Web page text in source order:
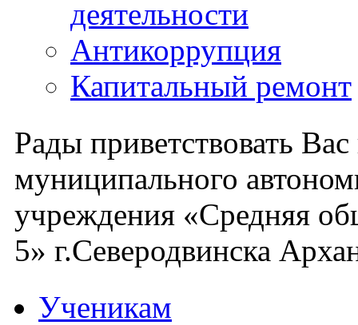
деятельности
Антикоррупция
Капитальный ремонт
Рады приветствовать
муниципального
учреждения «Средняя
5» г.Северодвинска
Ученикам